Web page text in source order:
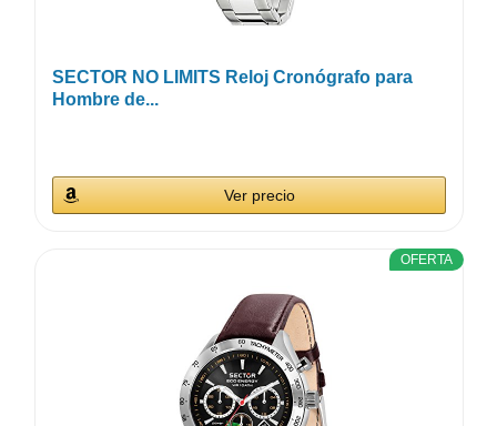
SECTOR NO LIMITS Reloj Cronógrafo para
Hombre de...
Ver precio
OFERTA